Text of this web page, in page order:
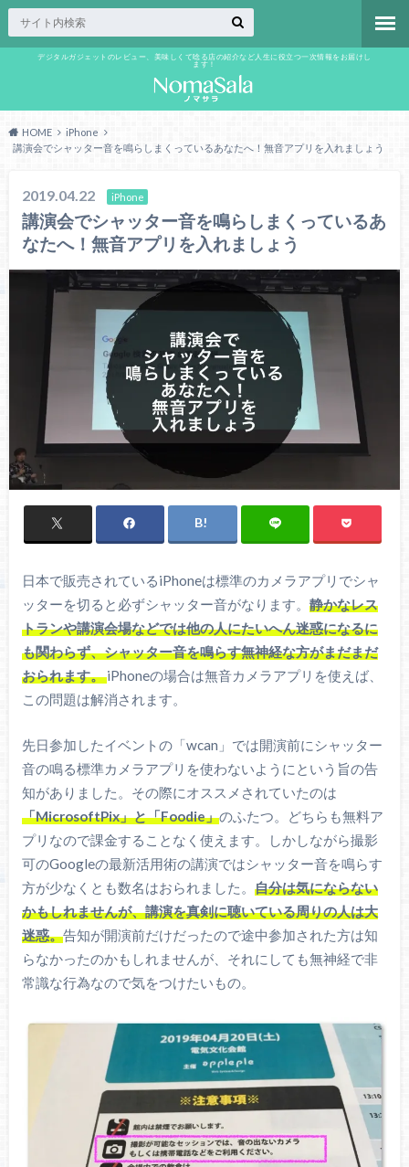
デジタルガジェットのレビュー、美味しくて唸る店の紹介など人生に役立つ一次情報をお届けし
ます！
HOME
iPhone
講演会でシャッター音を鳴らしまくっているあなたへ！無音アプリを入れましょう
2019.04.22 iPhone
講演会でシャッター音を鳴らしまくっているあ
なたへ！無音アプリを入れましょう
日本で販売されているiPhoneは標準のカメラアプリでシャ
ッターを切ると必ずシャッター音がなります。 静かなレス
トランや講演会場などでは他の人にたいへん迷惑になるに
も関わらず、シャッター音を鳴らす無神経な方がまだまだ
おられます。iPhoneの場合は無音カメラアプリを使えば、
この問題は解消されます。
先日参加したイベントの「wcan」では開演前にシャッター
音の鳴る標準カメラアプリを使わないようにという旨の告
知がありました。その際にオススメされていたのは
「MicrosoftPix」と「Foodie」のふたつ。どちらも無料ア
プリなので課金することなく使えます。しかしながら撮影
可のGoogleの最新活用術の講演ではシャッター音を鳴らす
方が少なくとも数名はおられました。 自分は気にならない
かもしれませんが、講演を真剣に聴いている周りの人は大
迷惑。告知が開演前だけだったので途中参加された方は知
らなかったのかもしれませんが、それにしても無神経で非
常識な行為なので気をつけたいもの。